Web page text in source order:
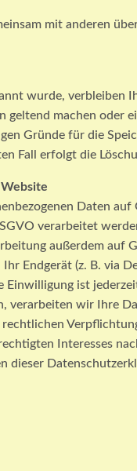
mit anderen
wurde, verbleiben
machen oder
Gründe für die
Fall erfolgt die
Daten
verarbeitet
außerdem auf
Endgerät (z. B. via
Einwilligung ist
wir Ihre
Interesses
dieser